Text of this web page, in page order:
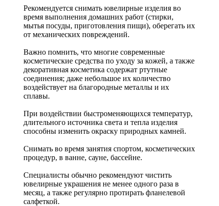
Рекомендуется снимать ювелирные изделия во
время выполнения домашних работ (стирки,
мытья посуды, приготовления пищи), оберегать их
от механических повреждений.
Важно помнить, что многие современные
косметические средства по уходу за кожей, а также
декоративная косметика содержат ртутные
соединения; даже небольшое их количество
воздействует на благородные металлы и их
сплавы.
При воздействии быстроменяющихся температур,
длительного источника света и тепла изделия
способны изменить окраску природных камней.
Снимать во время занятия спортом, косметических
процедур, в ванне, сауне, бассейне.
Специалисты обычно рекомендуют чистить
ювелирные украшения не менее одного раза в
месяц, а также регулярно протирать фланелевой
салфеткой.